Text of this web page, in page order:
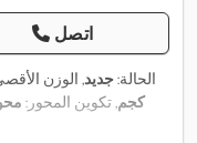
اتصل
الحالة:جديد, الوزن
كجم, تكوين المحور: